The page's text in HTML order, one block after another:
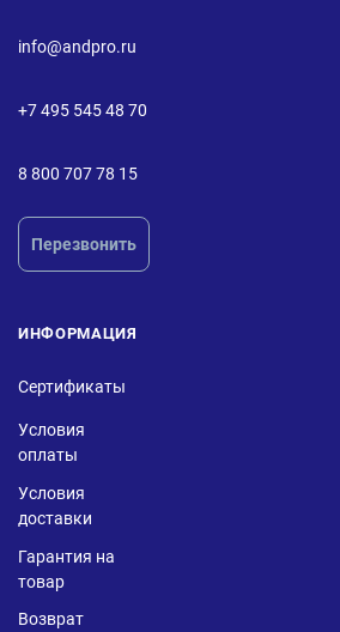
info@andpro.ru
+7 495 545 48 70
8 800 707 78 15
Перезвонить
ИНФОРМАЦИЯ
Сертификаты
Условия
оплаты
Условия
доставки
Гарантия на
товар
Возврат